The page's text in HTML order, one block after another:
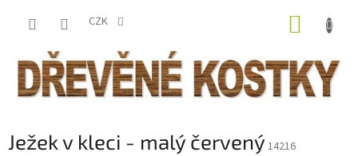
CZK
Ježek v kleci - malý červený 14216